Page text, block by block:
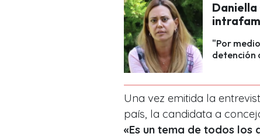
Daniella
"Por
detención
Una vez emitida la
país, la candidata a
«Es un tema de todos los